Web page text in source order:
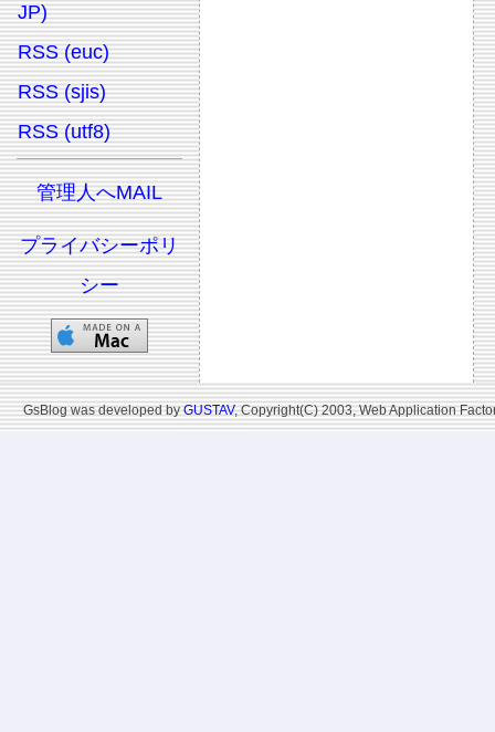
JP)
RSS (euc)
RSS (sjis)
RSS (utf8)
管理人へMAIL
プライバシーポリ
シー
GsBlog was developed byGUSTAV, Copyright(C) 2003, Web Application